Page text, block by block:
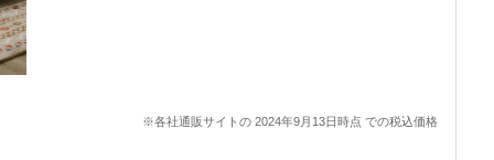
※各社通販サイトの 2024年9月13日時点 での税込価格